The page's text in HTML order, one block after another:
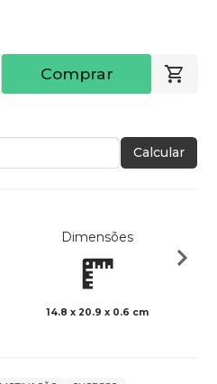
Comprar
Calcular
Dimensões
14.8 x 20.9 x 0.6 cm